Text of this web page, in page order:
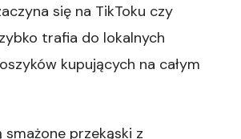
się na TikToku czy
trafia do lokalnych
kupujących na całym
smażone przekąski z